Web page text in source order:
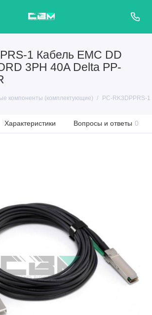
1 Кабель EMC DD
3PH 40A Delta PP-
компоненты (комплектующие) PC-RK3DPPRS-
Характеристики Вопросы и ответы 0